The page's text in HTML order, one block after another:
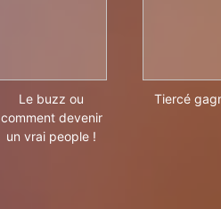
Le buzz ou
comment devenir
un vrai people !
Tiercé